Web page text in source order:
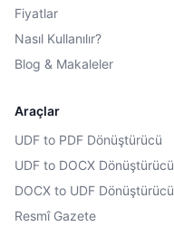
Fiyatlar
Nasıl Kullanılır?
Blog & Makaleler
Araçlar
UDF to PDF Dönüştürücü
UDF to DOCX Dönüştürücü
DOCX to UDF Dönüştürücü
Resmî Gazete